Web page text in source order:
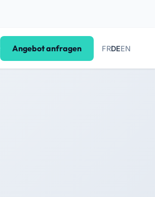
Angebot anfragen FRDEEN